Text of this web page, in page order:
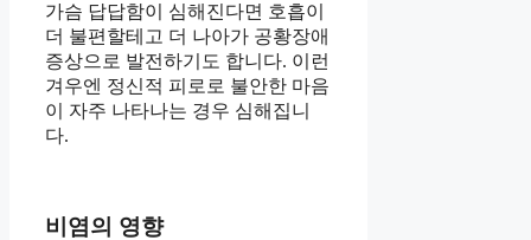
가슴 답답함이 심해진다면 호흡이
더 불편할테고 더 나아가 공황장애
증상으로 발전하기도 합니다. 이런
겨우엔 정신적 피로로 불안한 마음
이 자주 나타나는 경우 심해집니
다.
비염의 영향